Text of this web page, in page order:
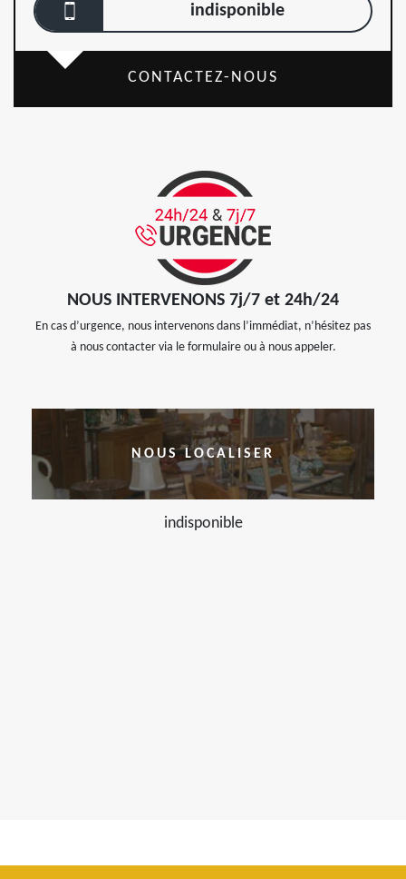
indisponible
CONTACTEZ-NOUS
NOUS INTERVENONS 7j/7 et 24h/24
En cas d’urgence, nous intervenons dans l’immédiat, n’hésitez pas
à nous contacter via le formulaire ou à nous appeler.
NOUS LOCALISER
indisponible